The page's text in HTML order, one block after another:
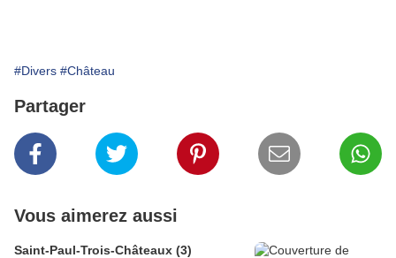
#Divers #Château
Partager
Vous aimerez aussi
Saint-Paul-Trois-Châteaux (3)